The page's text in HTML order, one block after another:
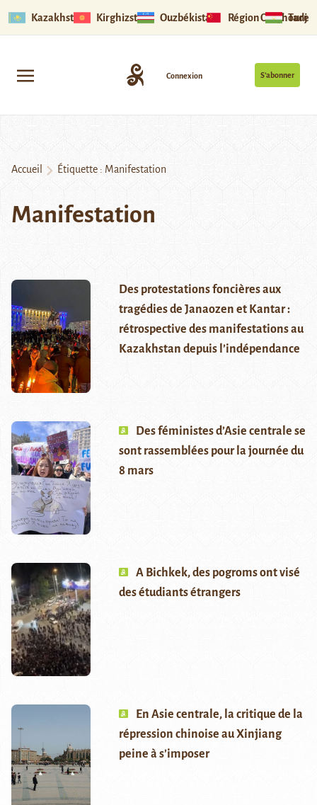
Kazakhstan Kirghizstan Ouzbékistan Région Ouïghoure
S’abonner
Connexion
Accueil Étiquette : Manifestation
Manifestation
Des protestations foncières aux
tragédies de Janaozen et Kantar :
rétrospective des manifestations au
Kazakhstan depuis l’indépendance
Des féministes d’Asie centrale se
sont rassemblées pour la journée du
8 mars
A Bichkek, des pogroms ont visé
des étudiants étrangers
En Asie centrale, la critique de la
répression chinoise au Xinjiang
peine à s’imposer